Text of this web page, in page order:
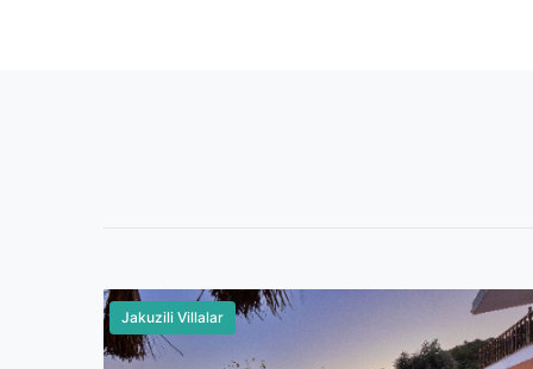
Lüks Villalar